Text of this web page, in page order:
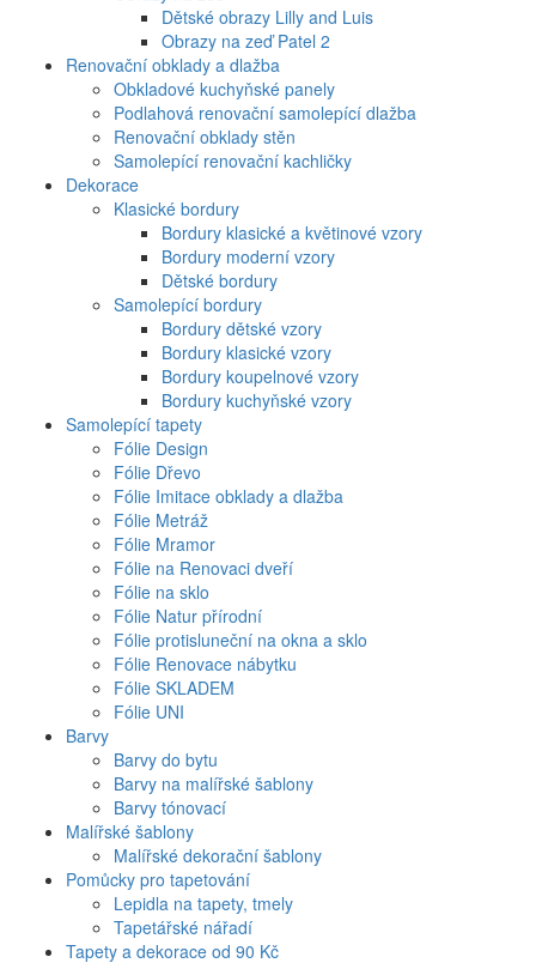
Dětské obrazy Lilly and Luis
Obrazy na zeď Patel 2
Renovační obklady a dlažba
Obkladové kuchyňské panely
Podlahová renovační samolepící dlažba
Renovační obklady stěn
Samolepící renovační kachličky
Dekorace
Klasické bordury
Bordury klasické a květinové vzory
Bordury moderní vzory
Dětské bordury
Samolepící bordury
Bordury dětské vzory
Bordury klasické vzory
Bordury koupelnové vzory
Bordury kuchyňské vzory
Samolepící tapety
Fólie Design
Fólie Dřevo
Fólie Imitace obklady a dlažba
Fólie Metráž
Fólie Mramor
Fólie na Renovaci dveří
Fólie na sklo
Fólie Natur přírodní
Fólie protisluneční na okna a sklo
Fólie Renovace nábytku
Fólie SKLADEM
Fólie UNI
Barvy
Barvy do bytu
Barvy na malířské šablony
Barvy tónovací
Malířské šablony
Malířské dekorační šablony
Pomůcky pro tapetování
Lepidla na tapety, tmely
Tapetářské nářadí
Tapety a dekorace od 90 Kč